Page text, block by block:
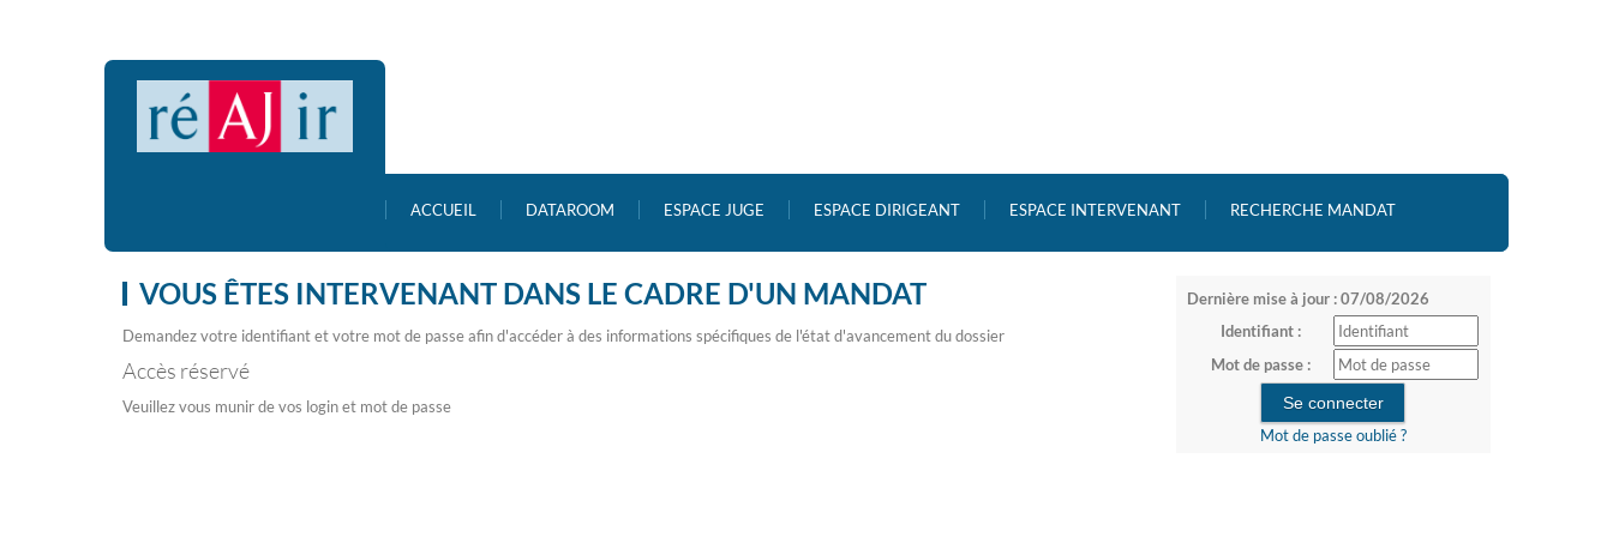
ACCUEIL DATAROOM ESPACE JUGE ESPACE DIRIGEANT ESPACE INTERVENANT RECHERCHE MANDAT
Dernière mise à jour : 07/08/2026
Identifiant :
Mot de passe :
Mot de passe oublié ?
VOUS ÊTES INTERVENANT DANS LE CADRE D'UN MANDAT
Demandez votre identifiant et votre mot de passe afin d'accéder à des informations spécifiques de l'état d'avancement du dossier
Accès réservé
Veuillez vous munir de vos login et mot de passe